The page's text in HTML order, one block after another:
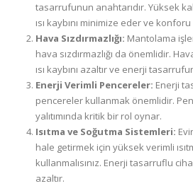
tasarrufunun anahtarıdır. Yüksek
ısı kaybını minimize eder ve konforu
Hava Sızdırmazlığı: Mantolama
hava sızdırmazlığı da önemlidir.
ısı kaybını azaltır ve enerji
Enerji Verimli Pencereler: Enerji
pencereler kullanmak önemlidir.
yalıtımında kritik bir rol oynar.
Isıtma ve Soğutma Sistemleri:
hale getirmek için yüksek verimli
kullanmalısınız. Enerji tasarruflu
azaltır.